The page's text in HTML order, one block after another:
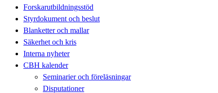
Forskarutbildningsstöd
Styrdokument och beslut
Blanketter och mallar
Säkerhet och kris
Interna nyheter
CBH kalender
Seminarier och föreläsningar
Disputationer